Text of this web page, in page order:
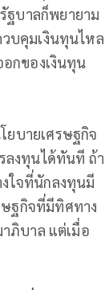
ฐบาลก็พยายาม
วบคุมเงินทุนไหล
กของเงินทุน
ยบายเศรษฐกิจ
ลงทุนได้ทันที ถ้า
ใจที่นักลงทุนมี
ฐกิจที่มีทิศทาง
ภิบาล แต่เมื่อ